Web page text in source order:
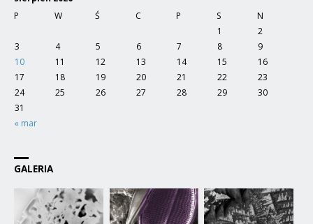
P
W Ś C P S N
« mar
1
2
3
4 5 6 7 8
9
10
11 12 13 14 15
16
17
18 19 20 21 22
23
24
25 26 27 28 29
30
31
GALERIA